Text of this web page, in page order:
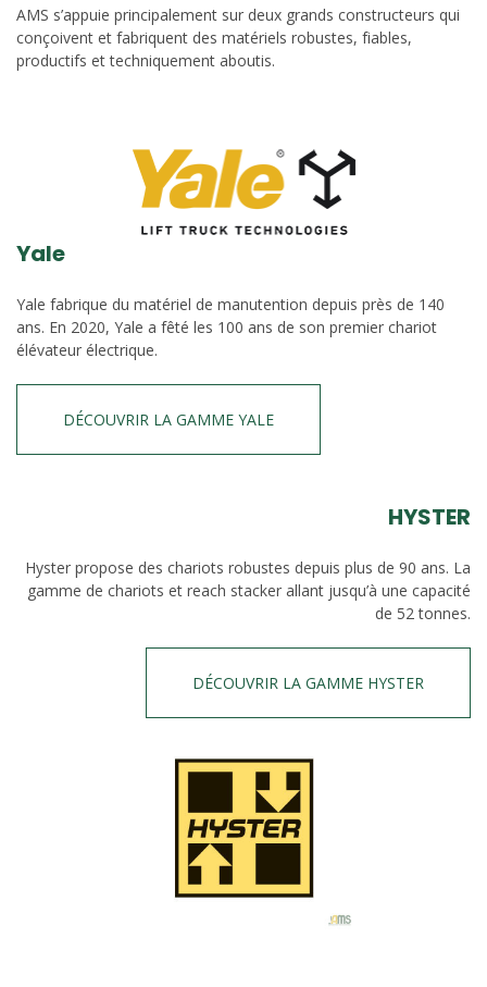
AMS s’appuie principalement sur deux grands constructeurs qui
conçoivent et fabriquent des matériels robustes, fiables,
productifs et techniquement aboutis.
Yale
Yale fabrique du matériel de manutention depuis près de 140
ans. En 2020, Yale a fêté les 100 ans de son premier chariot
élévateur électrique.
DÉCOUVRIR LA GAMME YALE
HYSTER
Hyster propose des chariots robustes depuis plus de 90 ans. La
gamme de chariots et reach stacker allant jusqu’à une capacité
de 52 tonnes.
DÉCOUVRIR LA GAMME HYSTER